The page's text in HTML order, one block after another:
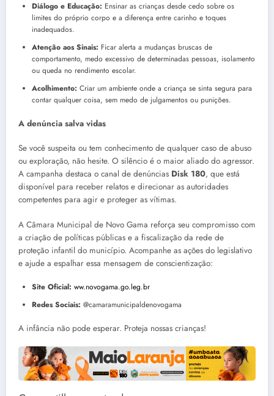
Diálogo e Educação: Ensinar as crianças desde cedo sobre os
limites do próprio corpo e a diferença entre carinho e toques
inadequados.
Atenção aos Sinais: Ficar alerta a mudanças bruscas de
comportamento, medo excessivo de determinadas pessoas, isolamento
ou queda no rendimento escolar.
Acolhimento: Criar um ambiente onde a criança se sinta segura para
contar qualquer coisa, sem medo de julgamentos ou punições.
A denúncia salva vidas
Se você suspeita ou tem conhecimento de qualquer caso de abuso
ou exploração, não hesite. O silêncio é o maior aliado do agressor.
A campanha destaca o canal de denúncias Disk 180, que está
disponível para receber relatos e direcionar as autoridades
competentes para agir e proteger as vítimas.
A Câmara Municipal de Novo Gama reforça seu compromisso com
a criação de políticas públicas e a fiscalização da rede de
proteção infantil do município. Acompanhe as ações do legislativo
e ajude a espalhar essa mensagem de conscientização:
Site Oficial: ww.novogama.go.leg.br
Redes Sociais: @camaramunicipaldenovogama
A infância não pode esperar. Proteja nossas crianças!